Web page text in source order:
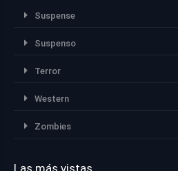
Suspense
Suspenso
Terror
Western
Zombies
Las más vistas